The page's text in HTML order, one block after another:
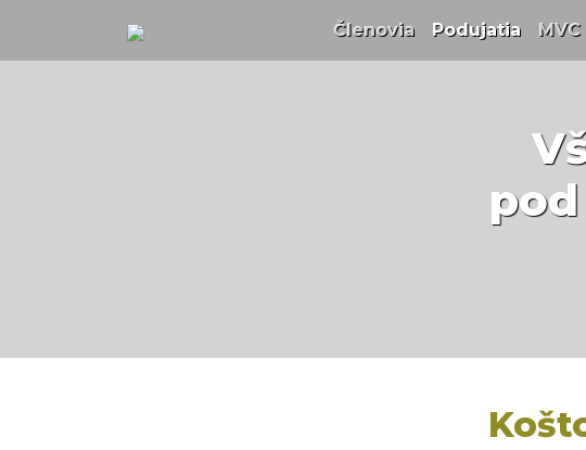
Členovia (current)
Podujatia MVC